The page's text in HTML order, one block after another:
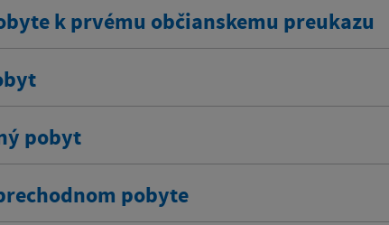
k prvému občianskemu preukazu
pobyt
pobyte